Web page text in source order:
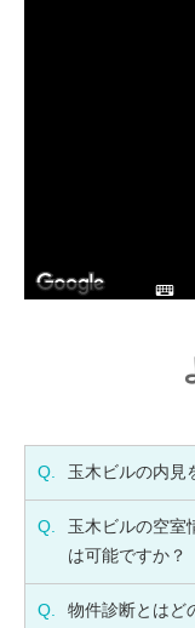
Q. 玉木ビルの内見
Q.
玉木ビルの空室
は可能ですか？
Q. 物件診断とはど